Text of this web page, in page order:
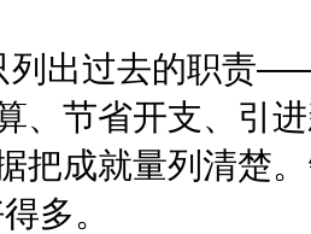
出过去的职责——
、节省开支、引
把成就量列清楚
得多。